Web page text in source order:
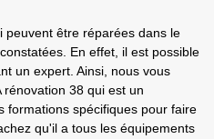
peuvent être réparées dans le
En effet, il est possible
un expert. Ainsi, nous vous
38 qui est un
formations spécifiques pour faire
qu'il a tous les équipements